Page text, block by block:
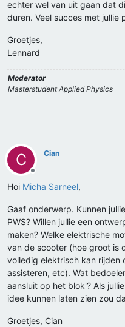
echter wel van uit gaan dat
duren. Veel succes met jullie
Groetjes,
Lennard
Moderator
Masterstudent Applied Physics
C
Offline
Cian
Hoi Micha Sarneel,
Gaaf onderwerp. Kunnen
PWS? Willen jullie een
maken? Welke elektrische
van de scooter (hoe groot is
volledig elektrisch kan rijden
assisteren, etc). Wat
aansluit op het blok'? Als
idee kunnen laten zien zou
Groetjes, Cian